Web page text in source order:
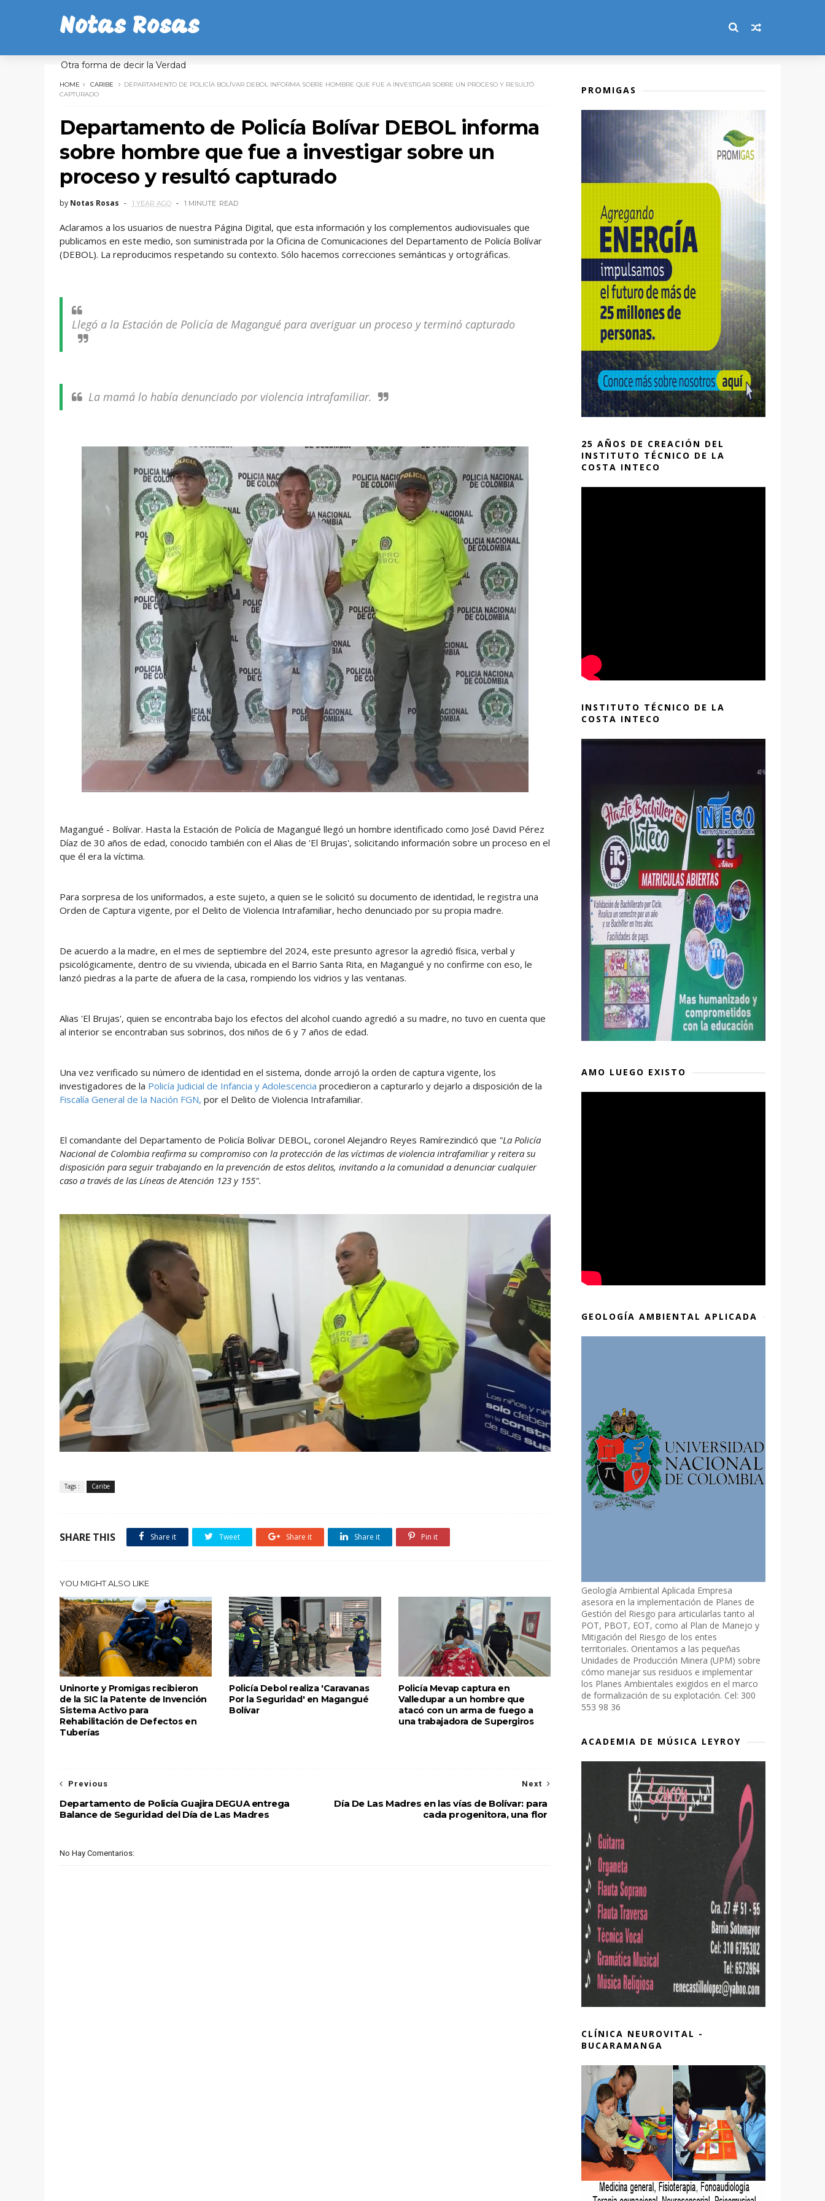
Notas Rosas
Otra forma de decir la Verdad
HOME CARIBE
DEPARTAMENTO DE POLICÍA BOLÍVAR DEBOL INFORMA SOBRE HOMBRE QUE FUE A INVESTIGAR SOBRE UN PROCESO Y RESULTÓ
CAPTURADO
Departamento de Policía Bolívar DEBOL informa
sobre hombre que fue a investigar sobre un
proceso y resultó capturado
by Notas Rosas 1 YEAR AGO 1 MINUTE READ
Aclaramos a los usuarios de nuestra Página Digital, que esta información y los complementos audiovisuales que
publicamos en este medio, son suministrada por la Oficina de Comunicaciones del Departamento de Policía Bolívar
(DEBOL). La reproducimos respetando su contexto. Sólo hacemos correcciones semánticas y ortográficas.
Llegó a la Estación de Policía de Magangué para averiguar un proceso y terminó capturado
La mamá lo había denunciado por violencia intrafamiliar.
Magangué - Bolívar. Hasta la Estación de Policía de Magangué llegó un hombre identificado como José David Pérez
Díaz de 30 años de edad, conocido también con el Alias de 'El Brujas', solicitando información sobre un proceso en el
que él era la víctima.
Para sorpresa de los uniformados, a este sujeto, a quien se le solicitó su documento de identidad, le registra una
Orden de Captura vigente, por el Delito de Violencia Intrafamiliar, hecho denunciado por su propia madre.
De acuerdo a la madre, en el mes de septiembre del 2024, este presunto agresor la agredió física, verbal y
psicológicamente, dentro de su vivienda, ubicada en el Barrio Santa Rita, en Magangué y no confirme con eso, le
lanzó piedras a la parte de afuera de la casa, rompiendo los vidrios y las ventanas.
Alias 'El Brujas', quien se encontraba bajo los efectos del alcohol cuando agredió a su madre, no tuvo en cuenta que
al interior se encontraban sus sobrinos, dos niños de 6 y 7 años de edad.
Una vez verificado su número de identidad en el sistema, donde arrojó la orden de captura vigente, los
investigadores de la Policía Judicial de Infancia y Adolescencia procedieron a capturarlo y dejarlo a disposición de la
Fiscalía General de la Nación FGN, por el Delito de Violencia Intrafamiliar.
El comandante del Departamento de Policía Bolívar DEBOL, coronel Alejandro Reyes Ramírezindicó que "La Policía
Nacional de Colombia reafirma su compromiso con la protección de las víctimas de violencia intrafamiliar y reitera su
disposición para seguir trabajando en la prevención de estos delitos, invitando a la comunidad a denunciar cualquier
caso a través de las Líneas de Atención 123 y 155".
Tags : Caribe
SHARE THIS Share it Tweet Share it Share it Pin it
YOU MIGHT ALSO LIKE
Uninorte y Promigas recibieron
de la SIC la Patente de Invención
Sistema Activo para
Rehabilitación de Defectos en
Tuberías
Policía Debol realiza 'Caravanas
Por la Seguridad' en Magangué
Bolívar
Policía Mevap captura en
Valledupar a un hombre que
atacó con un arma de fuego a
una trabajadora de Supergiros
Next
Día De Las Madres en las vías de Bolívar: para
cada progenitora, una flor
Previous
Departamento de Policía Guajira DEGUA entrega
Balance de Seguridad del Día de Las Madres
No Hay Comentarios:
PROMIGAS
25 AÑOS DE CREACIÓN DEL
INSTITUTO TÉCNICO DE LA
COSTA INTECO
INSTITUTO TÉCNICO DE LA
COSTA INTECO
AMO LUEGO EXISTO
GEOLOGÍA AMBIENTAL APLICADA
Geología Ambiental Aplicada Empresa
asesora en la implementación de Planes de
Gestión del Riesgo para articularlas tanto al
POT, PBOT, EOT, como al Plan de Manejo y
Mitigación del Riesgo de los entes
territoriales. Orientamos a las pequeñas
Unidades de Producción Minera (UPM) sobre
cómo manejar sus residuos e implementar
los Planes Ambientales exigidos en el marco
de formalización de su explotación. Cel: 300
553 98 36
ACADEMIA DE MÚSICA LEYROY
CLÍNICA NEUROVITAL -
BUCARAMANGA